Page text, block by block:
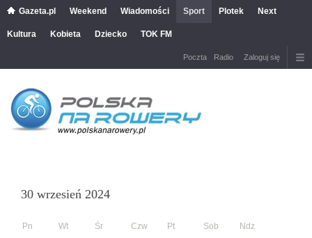
Gazeta.pl Weekend Wiadomości Sport Plotek Next
Kultura Kobieta Dziecko TOK FM
Poczta Radio Zaloguj się
30 wrzesień 2024
Pn Wt Śr Czw Pt Sob Ndz